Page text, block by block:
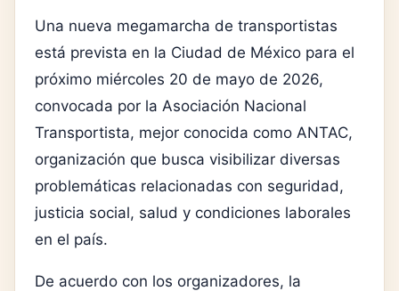
Una nueva megamarcha de transportistas
está prevista en la Ciudad de México para el
próximo miércoles 20 de mayo de 2026,
convocada por la Asociación Nacional
Transportista, mejor conocida como ANTAC,
organización que busca visibilizar diversas
problemáticas relacionadas con seguridad,
justicia social, salud y condiciones laborales
en el país.
De acuerdo con los organizadores, la